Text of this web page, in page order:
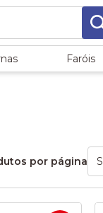
Faróis
por página